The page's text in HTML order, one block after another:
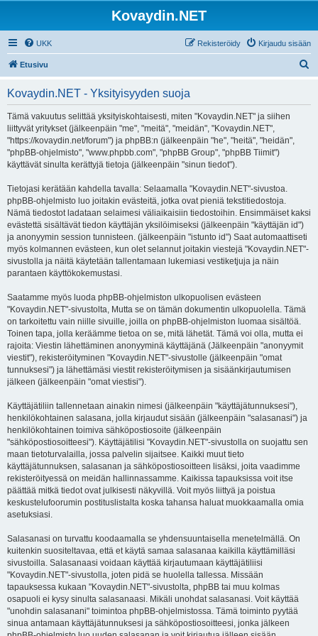
Kovaydin.NET
UKK Kirjaudu sisään
Rekisteröidy
Etusivu
Kovaydin.NET - Yksityisyyden suoja
Tämä vakuutus selittää yksityiskohtaisesti, miten "Kovaydin.NET" ja siihen
liittyvät yritykset (jälkeenpäin "me", "meitä", "meidän", "Kovaydin.NET",
"https://kovaydin.net/forum") ja phpBB:n (jälkeenpäin "he", "heitä", "heidän",
"phpBB-ohjelmisto", "www.phpbb.com", "phpBB Group", "phpBB Tiimit")
käyttävät sinulta kerättyjä tietoja (jälkeenpäin "sinun tiedot").
Tietojasi kerätään kahdella tavalla: Selaamalla "Kovaydin.NET"-sivustoa.
phpBB-ohjelmisto luo joitakin evästeitä, jotka ovat pieniä tekstitiedostoja.
Nämä tiedostot ladataan selaimesi väliaikaisiin tiedostoihin. Ensimmäiset kaksi
evästettä sisältävät tiedon käyttäjän yksilöimiseksi (jälkeenpäin "käyttäjän id")
ja anonyymin session tunnisteen. (jälkeenpäin "istunto id") Saat automaattiseti
myös kolmannen evästeen, kun olet selannut joitakin viestejä "Kovaydin.NET"-
sivustolla ja näitä käytetään tallentamaan lukemiasi vestiketjuja ja näin
parantaen käyttökokemustasi.
Saatamme myös luoda phpBB-ohjelmiston ulkopuolisen evästeen
"Kovaydin.NET"-sivustolta, Mutta se on tämän dokumentin ulkopuolella. Tämä
on tarkoitettu vain niille sivuille, joilla on phpBB-ohjelmiston luomaa sisältöä.
Toinen tapa, jolla keräämme tietoa on se, mitä lähetät. Tämä voi olla, mutta ei
rajoita: Viestin lähettäminen anonyyminä käyttäjänä (Jälkeenpäin "anonyymit
viestit"), rekisteröityminen "Kovaydin.NET"-sivustolle (jälkeenpäin "omat
tunnuksesi") ja lähettämäsi viestit rekisteröitymisen ja sisäänkirjautumisen
jälkeen (jälkeenpäin "omat viestisi").
Käyttäjätiliin tallennetaan ainakin nimesi (jälkeenpäin "käyttäjätunnuksesi"),
henkilökohtainen salasana, jolla kirjaudut sisään (jälkeenpäin "salasanasi") ja
henkilökohtainen toimiva sähköpostiosoite (jälkeenpäin
"sähköpostiosoitteesi"). Käyttäjätilisi "Kovaydin.NET"-sivustolla on suojattu sen
maan tietoturvalailla, jossa palvelin sijaitsee. Kaikki muut tieto
käyttäjätunnuksen, salasanan ja sähköpostiosoitteen lisäksi, joita vaadimme
rekisteröityessä on meidän hallinnassamme. Kaikissa tapauksissa voit itse
päättää mitkä tiedot ovat julkisesti näkyvillä. Voit myös liittyä ja poistua
keskustelufoorumin postituslistalta koska tahansa haluat muokkaamalla omia
asetuksiasi.
Salasanasi on turvattu koodaamalla se yhdensuuntaisella menetelmällä. On
kuitenkin suositeltavaa, että et käytä samaa salasanaa kaikilla käyttämilläsi
sivustoilla. Salasanaasi voidaan käyttää kirjautumaan käyttäjätiliisi
"Kovaydin.NET"-sivustolla, joten pidä se huolella tallessa. Missään
tapauksessa kukaan "Kovaydin.NET"-sivustolta, phpBB tai muu kolmas
osapuoli ei kysy sinulta salasanaasi. Mikäli unohdat salasanasi. Voit käyttää
"unohdin salasanani" toimintoa phpBB-ohjelmistossa. Tämä toiminto pyytää
sinua antamaan käyttäjätunnuksesi ja sähköpostiosoitteesi, jonka jälkeen